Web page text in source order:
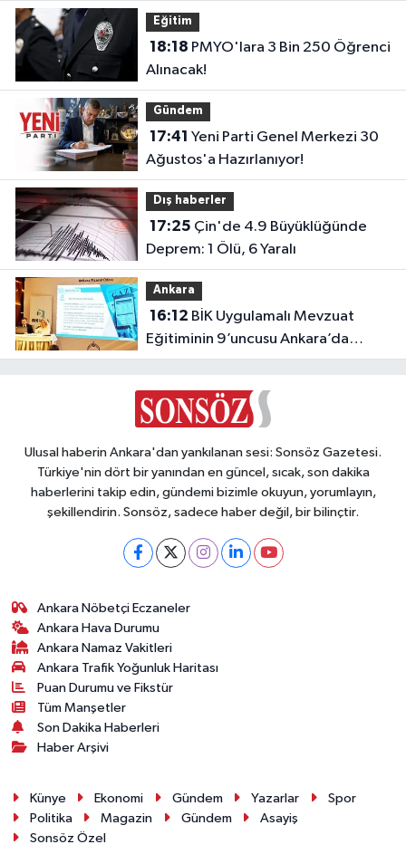
Eğitim
18:18
Alınacak!
Gündem
17:41
Ağustos'a Hazırlanıyor!
Dış haberler
17:25
Deprem: 1 Ölü, 6 Yaralı
Ankara
16:12
Eğitiminin 9’uncusu Ankara’da
yapıldı
Ulusal haberin Ankara'dan yankılanan sesi: Sonsöz Gazetesi.
Türkiye'nin dört bir yanından en güncel, sıcak, son dakika
haberlerini takip edin, gündemi bizimle okuyun, yorumlayın,
şekillendirin. Sonsöz, sadece haber değil, bir bilinçtir.
Ankara Nöbetçi Eczaneler
Ankara Hava Durumu
Ankara Namaz Vakitleri
Ankara Trafik Yoğunluk Haritası
Puan Durumu ve Fikstür
Tüm Manşetler
Son Dakika Haberleri
Haber Arşivi
Künye Ekonomi Gündem Yazarlar
Spor
Politika
Magazin Gündem
Asayiş
Sonsöz Özel